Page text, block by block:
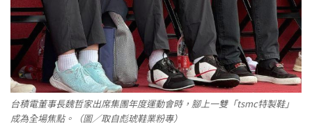
台積電董事長魏哲家出席集團年度運動會時，腳上一雙「tsmc特製鞋」
成為全場焦點。（圖／取自彪琥鞋業粉專）